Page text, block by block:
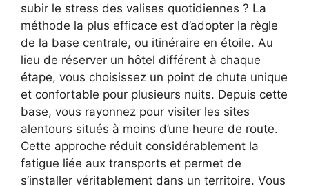
subir le stress des valises quotidiennes ? La
méthode la plus efficace est d’adopter la règle
de la base centrale, ou itinéraire en étoile. Au
lieu de réserver un hôtel différent à chaque
étape, vous choisissez un point de chute unique
et confortable pour plusieurs nuits. Depuis cette
base, vous rayonnez pour visiter les sites
alentours situés à moins d’une heure de route.
Cette approche réduit considérablement la
fatigue liée aux transports et permet de
s’installer véritablement dans un territoire. Vous